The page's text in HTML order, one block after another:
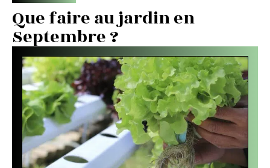
Que faire au jardin en
Septembre ?